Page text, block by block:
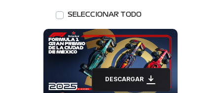
SELECCIONAR TODO
DESCARGAR